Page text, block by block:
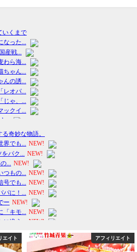
エイト アフィリエイト